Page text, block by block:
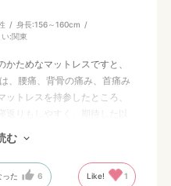
身長:156～160cm
い:関東
ためなマットレスですと、
、腰痛、背骨の痛み、首痛み
トレスを持参したところ、
返りもしやすく、期待した以
だなと改めて感じています。
難かったのですが、結果、コ
。良い買い物ができました。
む
った 6 Like! 1